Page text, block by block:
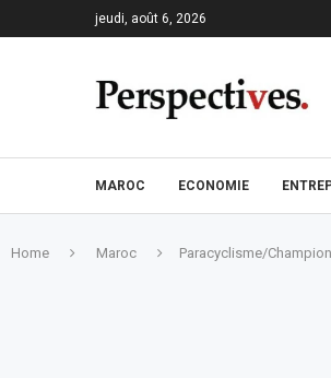
jeudi, août 6, 2026
MAROC ECONOMIE
Home Maroc Paracyclisme/